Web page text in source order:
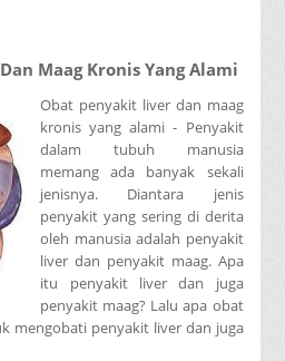
Maag Kronis Yang Alami
Obat penyakit liver dan maag
kronis yang alami - Penyakit
dalam tubuh manusia
memang ada banyak sekali
jenisnya. Diantara jenis
penyakit yang sering di derita
oleh manusia adalah penyakit
liver dan penyakit maag. Apa
itu penyakit liver dan juga
penyakit maag? Lalu apa obat
mengobati penyakit liver dan juga